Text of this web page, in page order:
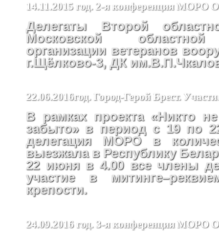
14.11.2015 год. 2-я конференция
Делегаты Второй
Московской областной
организации ветеранов
г.Щёлково-3, ДК
22.06.2016год. Город-Герой Брест.
В рамках проекта «Никто
забыто» в период с 19 по
делегация МОРО в
выезжала в Республику
22 июня в 4.00 все члены
участие в
крепости.
24.09.2016 год. 3-я конференция